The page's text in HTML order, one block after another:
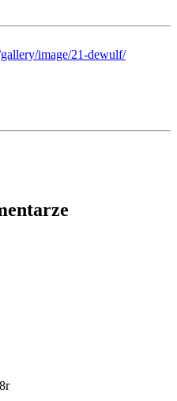
image/21-dewulf/